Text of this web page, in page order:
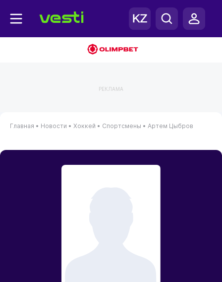
РЕКЛАМА
Главная • Новости • Хоккей • Спортсмены • Артем Цыбров